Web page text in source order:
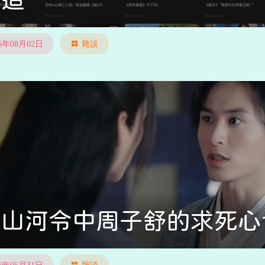
年08月02日 雜談
河令中周子舒的求死